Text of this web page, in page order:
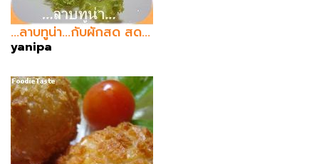
...ลาบทูน่า...กับผักสด สด...
yanipa